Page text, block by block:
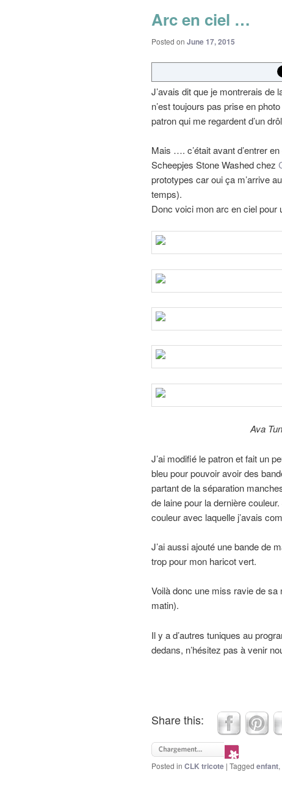
Arc en ciel …
Posted on June 17, 2015
J’avais dit que je montrerais
n’est toujours pas prise en
patron qui me regardent d’un
Mais …. c’était avant d’entrer
Scheepjes Stone Washed chez
prototypes car oui ça m’arrive
temps).
Donc voici mon arc en ciel
Ava
J’ai modifié le patron et fait un
bleu pour pouvoir avoir des
partant de la séparation
de laine pour la dernière
couleur avec laquelle j’avais
J’ai aussi ajouté une bande de
trop pour mon haricot vert.
Voilà donc une miss ravie de sa
matin).
Il y a d’autres tuniques au
dedans, n’hésitez pas à venir
Share this:
Posted in CLK tricote | Tagged enfant,